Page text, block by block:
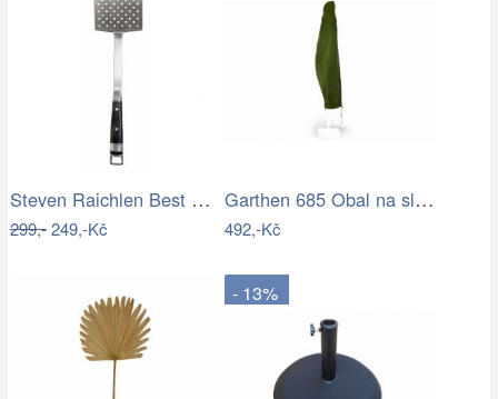
Steven Raichlen Best of Barbecue…
299,-249,-Kč
Garthen 685 Obal na slunečník s…
492,-Kč
- 13%